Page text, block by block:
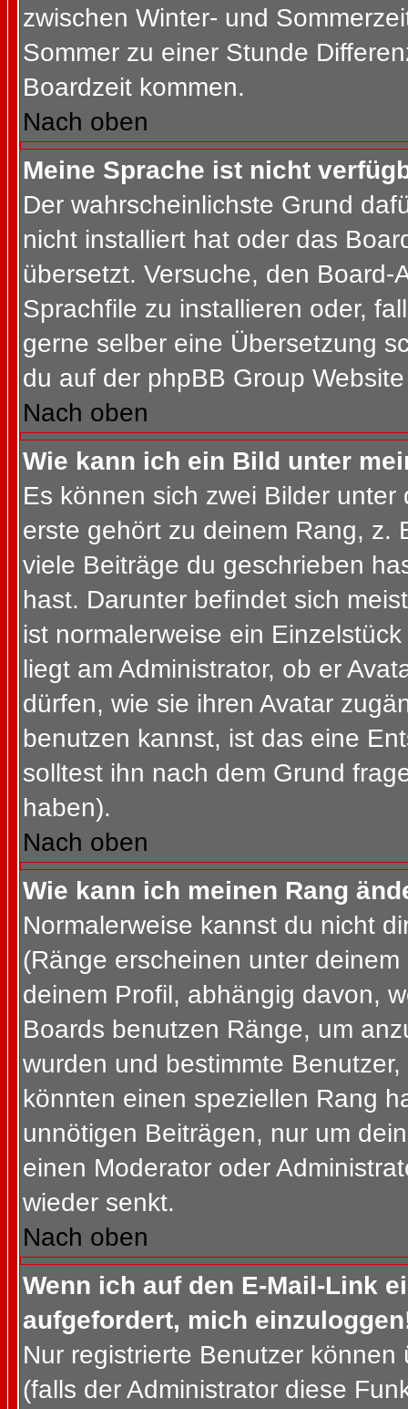
zwischen Winter- und
Sommer zu einer Stunde
Boardzeit kommen.
Nach oben
Meine Sprache ist nicht
Der wahrscheinlichste Grund
nicht installiert hat oder das
übersetzt. Versuche, den
Sprachfile zu installieren oder,
gerne selber eine Übersetzung
du auf der phpBB Group
Nach oben
Wie kann ich ein Bild unter
Es können sich zwei Bilder
erste gehört zu deinem Rang, z.
viele Beiträge du geschrieben
hast. Darunter befindet sich
ist normalerweise ein
liegt am Administrator, ob er
dürfen, wie sie ihren Avatar
benutzen kannst, ist das eine
solltest ihn nach dem Grund
haben).
Nach oben
Wie kann ich meinen Rang
Normalerweise kannst du nicht
(Ränge erscheinen unter
deinem Profil, abhängig davon,
Boards benutzen Ränge, um
wurden und bestimmte
könnten einen speziellen Rang
unnötigen Beiträgen, nur um
einen Moderator oder
wieder senkt.
Nach oben
Wenn ich auf den E-Mail-Link
aufgefordert, mich
Nur registrierte Benutzer
(falls der Administrator diese